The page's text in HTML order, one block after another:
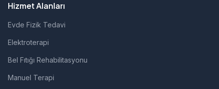
Hizmet Alanları
Evde Fizik Tedavi
Elektroterapi
Bel Fıtığı Rehabilitasyonu
Manuel Terapi